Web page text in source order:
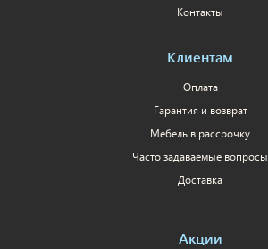
Контакты
Клиентам
Оплата
Гарантия и возврат
Мебель в рассрочку
Часто задаваемые вопросы
Доставка
Акции